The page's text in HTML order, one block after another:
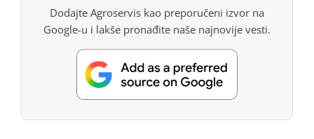
Dodajte Agroservis kao preporučeni izvor na
Google-u i lakše pronađite naše najnovije vesti.